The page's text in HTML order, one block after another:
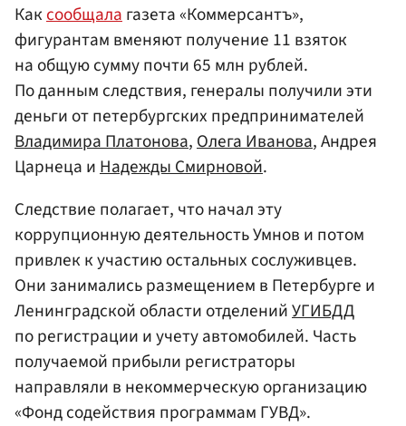
Каксообщалагазета «Коммерсантъ»,
фигурантам вменяют получение 11 взяток
на общую сумму почти 65 млн рублей.
По данным следствия, генералы получили эти
деньги от петербургских предпринимателей
Владимира Платонова,Олега Иванова, Андрея
Царнеца иНадежды Смирновой.
Следствие полагает, что начал эту
коррупционную деятельность Умнов и потом
привлек к участию остальных сослуживцев.
Они занимались размещением в Петербурге и
Ленинградской области отделенийУГИБДД
по регистрации и учету автомобилей. Часть
получаемой прибыли регистраторы
направляли в некоммерческую организацию
«Фонд содействия программам ГУВД».